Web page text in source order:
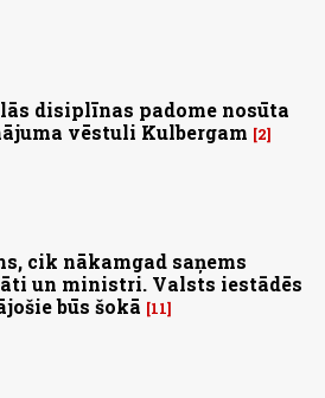
disiplīnas padome nosūta
vēstuli Kulbergam
2
cik nākamgad saņems
un ministri. Valsts iestādēs
būs šokā
11